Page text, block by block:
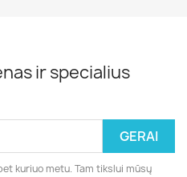
ir specialius
kuriuo metu. Tam tikslui mūsų